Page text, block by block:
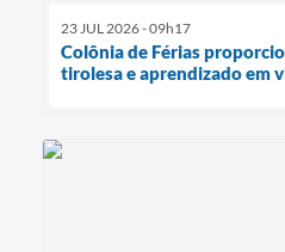
23 JUL 2026 - 09h17
Colônia de Férias
tirolesa e aprendizado em